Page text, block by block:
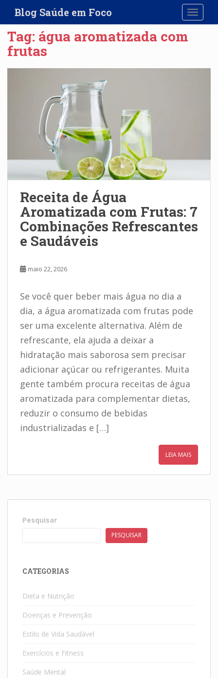
i
Blog Saúde em Foco
Tag: água aromatizada com
frutas
Receita de Água
Aromatizada com Frutas: 7
Combinações Refrescantes
e Saudáveis
maio 22, 2026
Se você quer beber mais água no dia a
dia, a água aromatizada com frutas pode
ser uma excelente alternativa. Além de
refrescante, ela ajuda a deixar a
hidratação mais saborosa sem precisar
adicionar açúcar ou refrigerantes. Muita
gente também procura receitas de água
aromatizada para complementar dietas,
reduzir o consumo de bebidas
industrializadas e […]
LEIA MAIS
Pesquisar
PESQUISAR
CATEGORIAS
Dieta e Nutrição
Doenças e Prevenção
Estilo de Vida Saudável
Exercícios e Fitness
Saúde Mental